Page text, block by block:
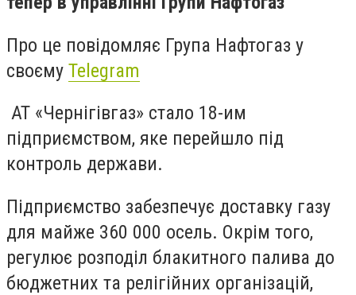
Про це повідомляє Група Нафтогаз у
своєму Telegram
АТ «Чернігівгаз» стало 18-им
підприємством, яке перейшло під
контроль держави.
Підприємство забезпечує доставку газу
для майже 360 000 осель. Окрім того,
регулює розподіл блакитного палива до
бюджетних та релігійних організацій,